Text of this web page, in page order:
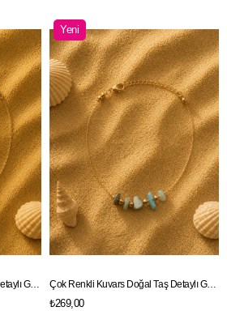
Gül Kurusu Kuvars Doğal Taş Detaylı Gold Renk Zincir Halhal Çok Renkli Kuvars Doğal Taş Detaylı Gold Renk Zincir Halhal
₺269,00
Yeni
Ürün